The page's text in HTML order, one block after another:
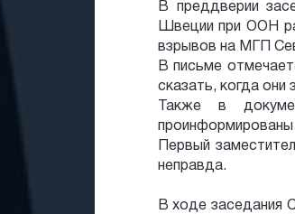
В преддверии
Швеции при ООН
взрывов на МГП
В письме
сказать, когда они
Также в
Первый
неправда.
В ходе заседания